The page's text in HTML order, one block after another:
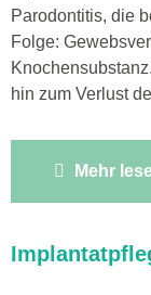
Parodontitis, die
Folge:
hin zum Verlust
Mehr